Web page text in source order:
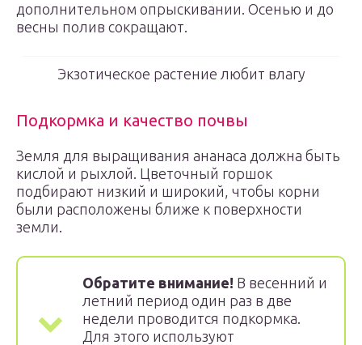
дополнительном опрыскивании. Осенью и до
весны полив сокращают.
Экзотическое растение любит влагу
Подкормка и качество почвы
Земля для выращивания ананаса должна быть
кислой и рыхлой. Цветочный горшок
подбирают низкий и широкий, чтобы корни
были расположены ближе к поверхности
земли.
Обратите внимание! В весенний и
летний период один раз в две
недели проводится подкормка.
Для этого используют